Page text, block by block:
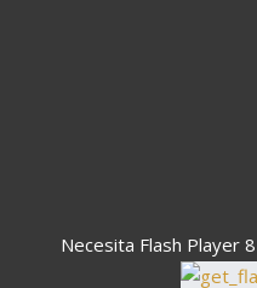
Necesita Flash Player